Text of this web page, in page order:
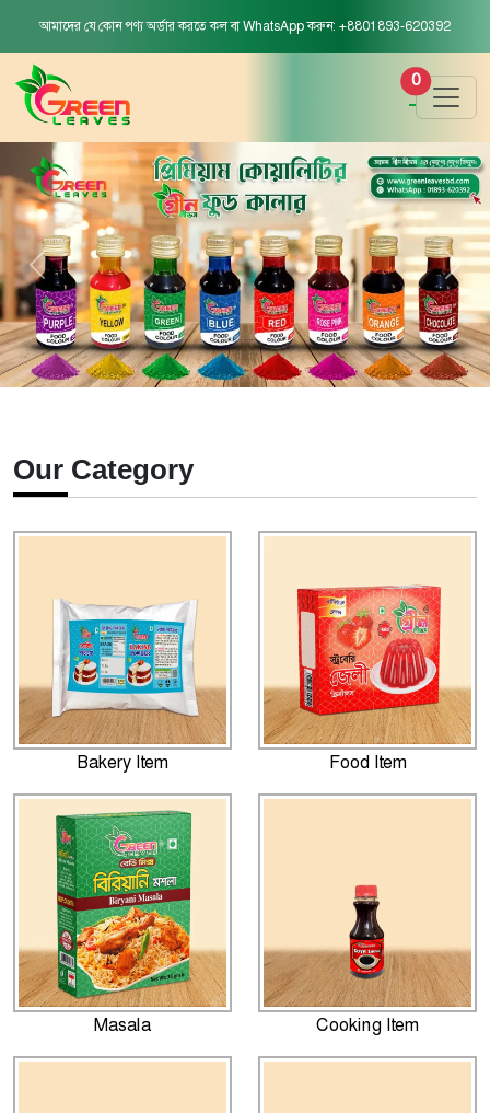
আমাদের যে কোন পণ্য অর্ডার করতে কল বা WhatsApp করুন: +8801893-620392
0
Our Category
Bakery Item Food Item
Masala Cooking Item